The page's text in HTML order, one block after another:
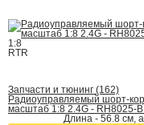
1:8
RTR
Запчасти и тюнинг (162)
Радиоуправляемый шорт-
масштаб 1:8 2.4G - RH8025-
Длина - 56.8 см,